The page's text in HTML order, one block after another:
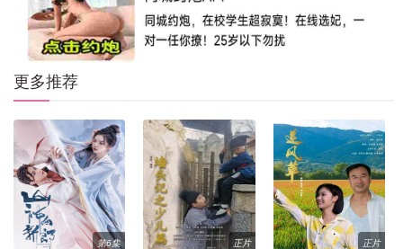
更多推荐
第6集 正片 正片